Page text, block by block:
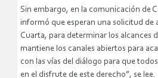
Sin embargo, en la comunicación de
informó que esperan una solicitud de
Cuarta, para determinar los alcances
mantiene los canales abiertos para
con las vías del diálogo para que
en el disfrute de este derecho”, se lee.